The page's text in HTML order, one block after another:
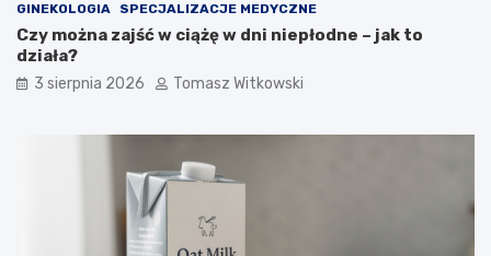
GINEKOLOGIA SPECJALIZACJE MEDYCZNE
Czy można zajść w ciążę w dni niepłodne – jak to
działa?
3 sierpnia 2026 Tomasz Witkowski